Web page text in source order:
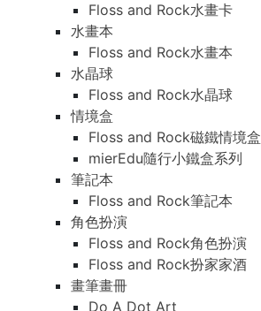
Floss and Rock水畫卡
水畫本
Floss and Rock水畫本
水晶球
Floss and Rock水晶球
情境盒
Floss and Rock磁鐵情境盒
mierEdu隨行小鐵盒系列
筆記本
Floss and Rock筆記本
角色扮演
Floss and Rock角色扮演
Floss and Rock扮家家酒
畫筆畫冊
Do A Dot Art